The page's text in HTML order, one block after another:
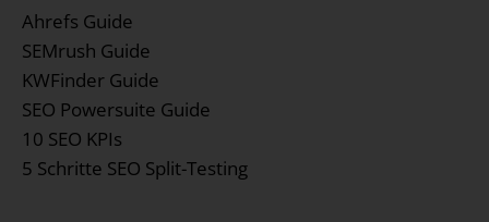
Ahrefs Guide
SEMrush Guide
KWFinder Guide
SEO Powersuite Guide
10 SEO KPIs
5 Schritte SEO Split-Testing